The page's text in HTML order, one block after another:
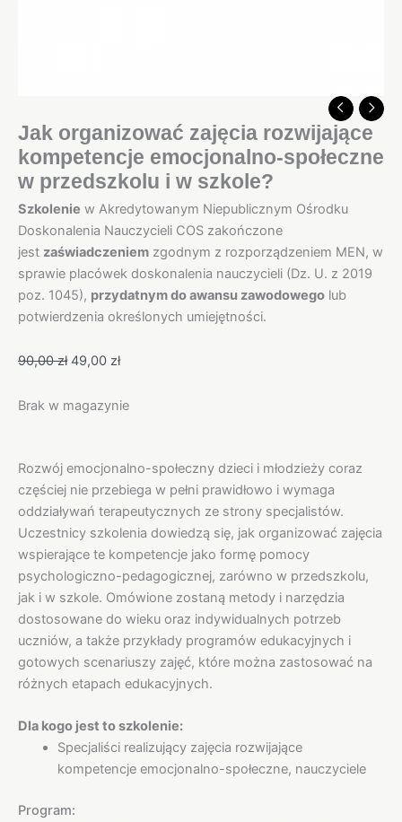
Jak organizować zajęcia rozwijające
kompetencje emocjonalno-społeczne
w przedszkolu i w szkole?
Szkolenie w Akredytowanym Niepublicznym Ośrodku
Doskonalenia Nauczycieli COS zakończone
jest zaświadczeniem zgodnym z rozporządzeniem MEN, w
sprawie placówek doskonalenia nauczycieli (Dz. U. z 2019
poz. 1045), przydatnym do awansu zawodowego lub
potwierdzenia określonych umiejętności.
90,00zł 49,00 zł
Brak w magazynie
Rozwój emocjonalno-społeczny dzieci i młodzieży coraz
częściej nie przebiega w pełni prawidłowo i wymaga
oddziaływań terapeutycznych ze strony specjalistów.
Uczestnicy szkolenia dowiedzą się, jak organizować zajęcia
wspierające te kompetencje jako formę pomocy
psychologiczno-pedagogicznej, zarówno w przedszkolu,
jak i w szkole. Omówione zostaną metody i narzędzia
dostosowane do wieku oraz indywidualnych potrzeb
uczniów, a także przykłady programów edukacyjnych i
gotowych scenariuszy zajęć, które można zastosować na
różnych etapach edukacyjnych.
Dla kogo jest to szkolenie:
Specjaliści realizujący zajęcia rozwijające
kompetencje emocjonalno-społeczne, nauczyciele
Program: